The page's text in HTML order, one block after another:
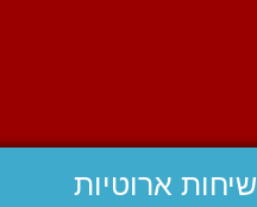
שיחות ארוטיות